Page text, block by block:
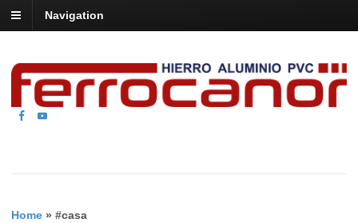
Navigation
Home » #casa